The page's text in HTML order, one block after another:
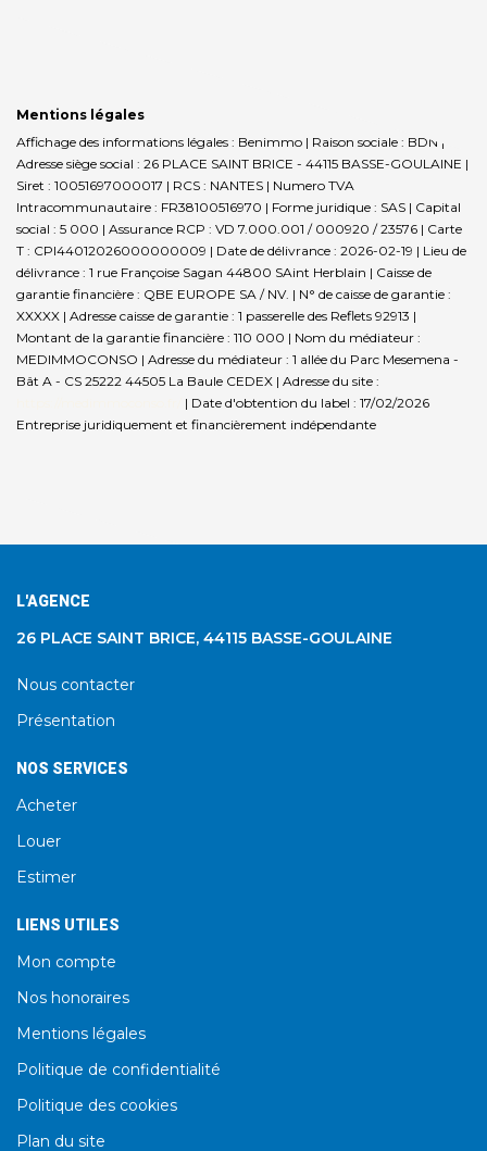
Mentions légales
Affichage des informations légales : Benimmo | Raison sociale : BDN |
Adresse siège social : 26 PLACE SAINT BRICE - 44115 BASSE-GOULAINE |
Siret : 10051697000017 | RCS : NANTES | Numero TVA
Intracommunautaire : FR38100516970 | Forme juridique : SAS | Capital
social : 5 000 | Assurance RCP : VD 7.000.001 / 000920 / 23576 | Carte
T : CPI44012026000000009 | Date de délivrance : 2026-02-19 | Lieu de
délivrance : 1 rue Françoise Sagan 44800 SAint Herblain | Caisse de
garantie financière : QBE EUROPE SA / NV. | N° de caisse de garantie :
XXXXX | Adresse caisse de garantie : 1 passerelle des Reflets 92913 |
Montant de la garantie financière : 110 000 | Nom du médiateur :
MEDIMMOCONSO | Adresse du médiateur : 1 allée du Parc Mesemena -
Bât A - CS 25222 44505 La Baule CEDEX | Adresse du site :
| Date d'obtention du label : 17/02/2026
Entreprise juridiquement et financièrement indépendante
L'AGENCE
26 PLACE SAINT BRICE, 44115 BASSE-GOULAINE
Nous contacter
Présentation
NOS SERVICES
Acheter
Louer
Estimer
LIENS UTILES
Mon compte
Nos honoraires
Mentions légales
Politique de confidentialité
Politique des cookies
Plan du site